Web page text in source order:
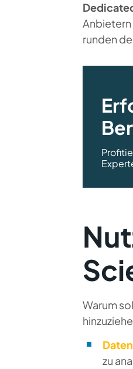
Anbietern
runden
Warum
zu